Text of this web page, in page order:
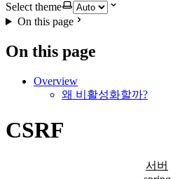
Select theme
On this page
On this page
Overview
왜 비활성화할까?
CSRF
서버